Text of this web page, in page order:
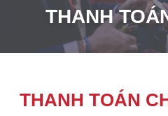
THANH
THANH TOÁN